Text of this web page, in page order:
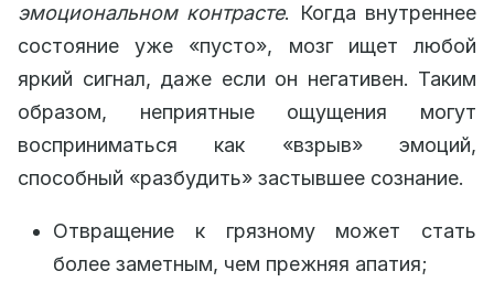
эмоциональном контрасте. Когда внутреннее
состояние уже «пусто», мозг ищет любой
яркий сигнал, даже если он негативен. Таким
образом, неприятные ощущения могут
восприниматься как «взрыв» эмоций,
способный «разбудить» застывшее сознание.
Отвращение к грязному может стать
более заметным, чем прежняя апатия;